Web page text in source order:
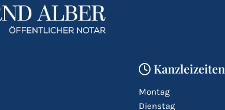
Kanzleizeiten
Montag
Dienstag